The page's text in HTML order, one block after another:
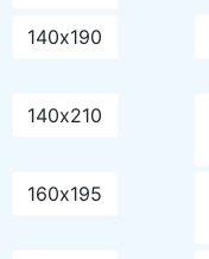
140х190
140х210
160х195